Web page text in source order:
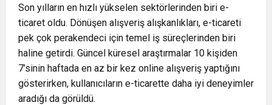
Son yılların en hızlı yükselen sektörlerinden biri e-
ticaret oldu. Dönüşen alışveriş alışkanlıkları, e-ticareti
pek çok perakendeci için temel iş süreçlerinden biri
haline getirdi. Güncel küresel araştırmalar 10 kişiden
7’sinin haftada en az bir kez online alışveriş yaptığını
gösterirken, kullanıcıların e-ticarette daha iyi deneyimler
aradığı da görüldü.